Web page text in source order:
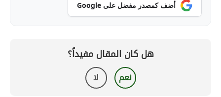
أضف كمصدر مفضل على Google
هل كان المقال مفيداً؟
نعم لا